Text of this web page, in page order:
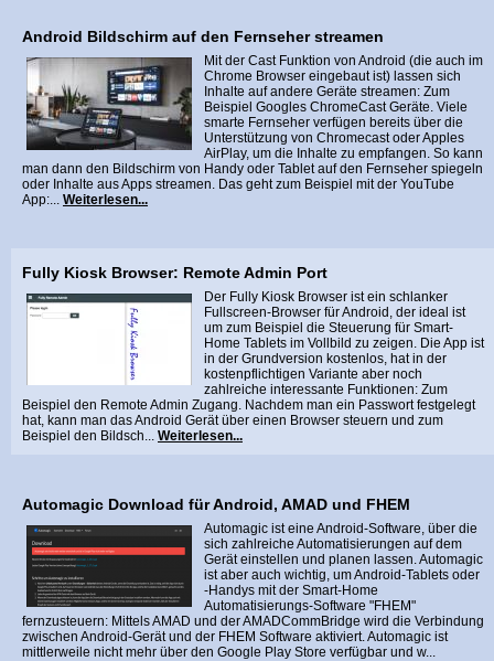
Android Bildschirm auf den Fernseher streamen
Mit der Cast Funktion von Android (die auch im
Chrome Browser eingebaut ist) lassen sich
Inhalte auf andere Geräte streamen: Zum
Beispiel Googles ChromeCast Geräte. Viele
smarte Fernseher verfügen bereits über die
Unterstützung von Chromecast oder Apples
AirPlay, um die Inhalte zu empfangen. So kann
man dann den Bildschirm von Handy oder Tablet auf den Fernseher spiegeln
oder Inhalte aus Apps streamen. Das geht zum Beispiel mit der YouTube
App:... Weiterlesen...
Fully Kiosk Browser: Remote Admin Port
Der Fully Kiosk Browser ist ein schlanker
Fullscreen-Browser für Android, der ideal ist
um zum Beispiel die Steuerung für Smart-
Home Tablets im Vollbild zu zeigen. Die App ist
in der Grundversion kostenlos, hat in der
kostenpflichtigen Variante aber noch
zahlreiche interessante Funktionen: Zum
Beispiel den Remote Admin Zugang. Nachdem man ein Passwort festgelegt
hat, kann man das Android Gerät über einen Browser steuern und zum
Beispiel den Bildsch... Weiterlesen...
Automagic Download für Android, AMAD und FHEM
Automagic ist eine Android-Software, über die
sich zahlreiche Automatisierungen auf dem
Gerät einstellen und planen lassen. Automagic
ist aber auch wichtig, um Android-Tablets oder
-Handys mit der Smart-Home
Automatisierungs-Software "FHEM"
fernzusteuern: Mittels AMAD und der AMADCommBridge wird die Verbindung
zwischen Android-Gerät und der FHEM Software aktiviert. Automagic ist
mittlerweile nicht mehr über den Google Play Store verfügbar und w...